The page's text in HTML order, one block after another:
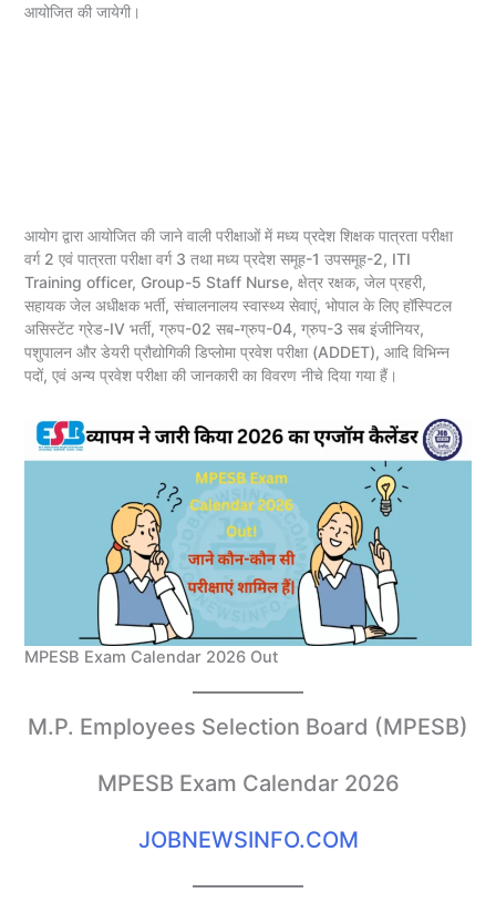
आयोजित की जायेगी।
आयोग द्वारा आयोजित की जाने वाली परीक्षाओं में मध्य प्रदेश शिक्षक पात्रता परीक्षा
वर्ग 2 एवं पात्रता परीक्षा वर्ग 3 तथा मध्य प्रदेश समूह-1 उपसमूह-2, ITI
Training officer, Group-5 Staff Nurse, क्षेत्र रक्षक, जेल प्रहरी,
सहायक जेल अधीक्षक भर्ती, संचालनालय स्वास्थ्य सेवाएं, भोपाल के लिए हॉस्पिटल
असिस्टेंट ग्रेड-IV भर्ती, ग्रुप-02 सब-ग्रुप-04, ग्रुप-3 सब इंजीनियर,
पशुपालन और डेयरी प्रौद्योगिकी डिप्लोमा प्रवेश परीक्षा (ADDET), आदि विभिन्न
पदों, एवं अन्य प्रवेश परीक्षा की जानकारी का विवरण नीचे दिया गया हैं।
MPESB Exam Calendar 2026 Out
M.P. Employees Selection Board (MPESB)
MPESB Exam Calendar 2026
JOBNEWSINFO.COM